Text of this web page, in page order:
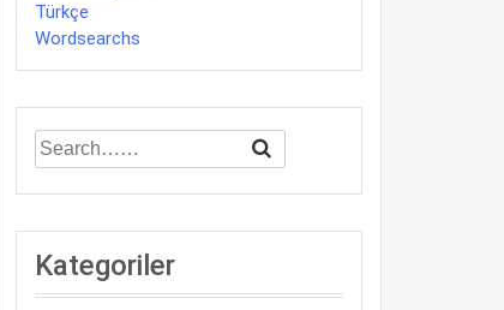
Türkçe
Wordsearchs
Kategoriler